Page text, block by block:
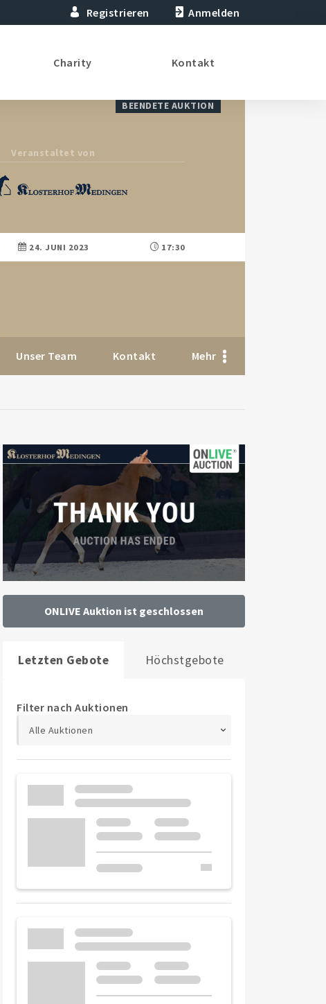
Registrieren Anmelden
Charity Kontakt
BEENDETE AUKTION
Veranstaltet von
24. JUNI 2023 17:30
Unser Team Kontakt Mehr
ONLIVE Auktion ist geschlossen
Letzten Gebote Höchstgebote
Alle Auktionen
Filter nach Auktionen